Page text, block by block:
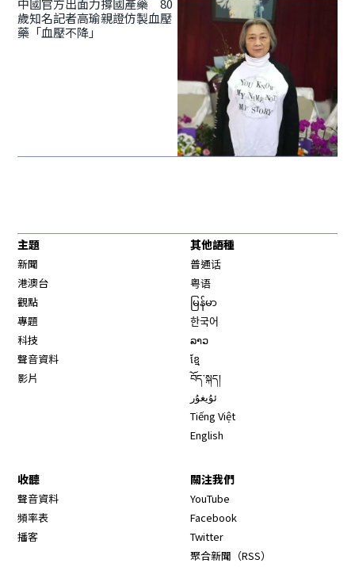
歲知名記者高瑜親證仿製血壓
藥「血壓不降」
主題
新聞
港澳台
觀點
專題
科技
聲音資料
影片
其他語種
普通话
粤语
မြန်မာ
한국어
ລາວ
ខ្មែ
བོད་སྐད།
ئۇيغۇر
Tiếng Việt
English
收聽
聲音資料
頻率表
播客
關注我們
YouTube
Facebook
Twitter
聚合新聞（RSS）